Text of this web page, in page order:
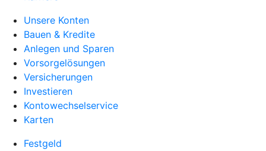
Unsere Konten
Bauen & Kredite
Anlegen und Sparen
Vorsorgelösungen
Versicherungen
Investieren
Kontowechselservice
Karten
Festgeld